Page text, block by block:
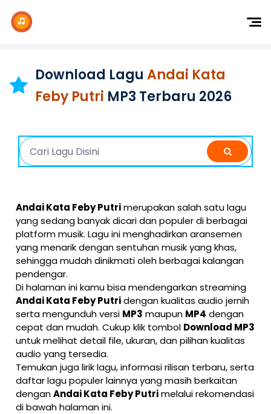
Dangdut
Barat
Download Lagu Andai Kata
Feby Putri MP3 Terbaru 2026
Andai Kata Feby Putrimerupakan salah satu lagu
yang sedang banyak dicari dan populer di berbagai
platform musik. Lagu ini menghadirkan aransemen
yang menarik dengan sentuhan musik yang khas,
sehingga mudah dinikmati oleh berbagai kalangan
pendengar.
Di halaman ini kamu bisa mendengarkan streaming
Andai Kata Feby Putridengan kualitas audio jernih
serta mengunduh versi MP3 maupun MP4 dengan
cepat dan mudah. Cukup klik tombol Download MP3
untuk melihat detail file, ukuran, dan pilihan kualitas
audio yang tersedia.
Temukan juga lirik lagu, informasi rilisan terbaru, serta
daftar lagu populer lainnya yang masih berkaitan
denganAndai Kata Feby Putrimelalui rekomendasi
di bawah halaman ini.